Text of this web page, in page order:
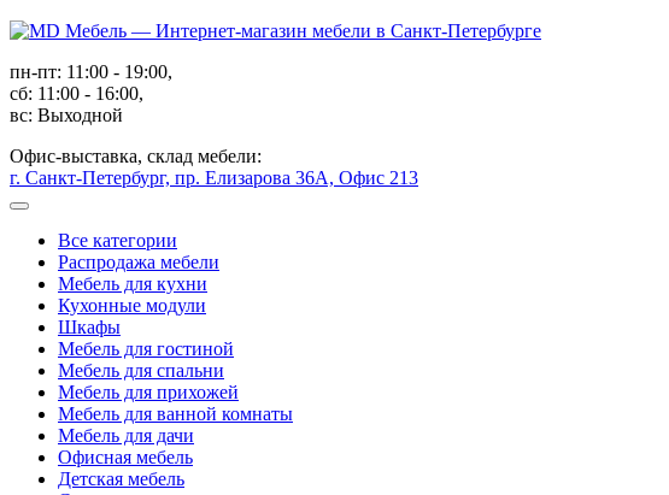
пн-пт: 11:00 - 19:00,
сб: 11:00 - 16:00,
вс: Выходной
Офис-выставка, склад мебели:
г. Санкт-Петербург, пр. Елизарова 36А, Офис 213
Все категории
Распродажа мебели
Мебель для кухни
Кухонные модули
Шкафы
Мебель для гостиной
Мебель для спальни
Мебель для прихожей
Мебель для ванной комнаты
Мебель для дачи
Офисная мебель
Детская мебель